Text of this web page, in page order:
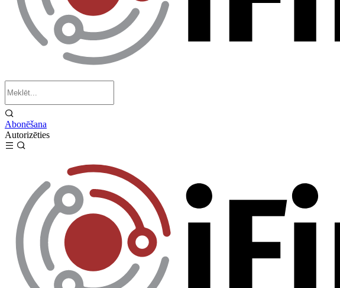
Abonēšana
Autorizēties